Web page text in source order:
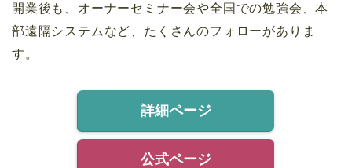
開業後も、オーナーセミナー会や全国での勉強会、本
部遠隔システムなど、たくさんのフォローがありま
す。
詳細ページ
公式ページ